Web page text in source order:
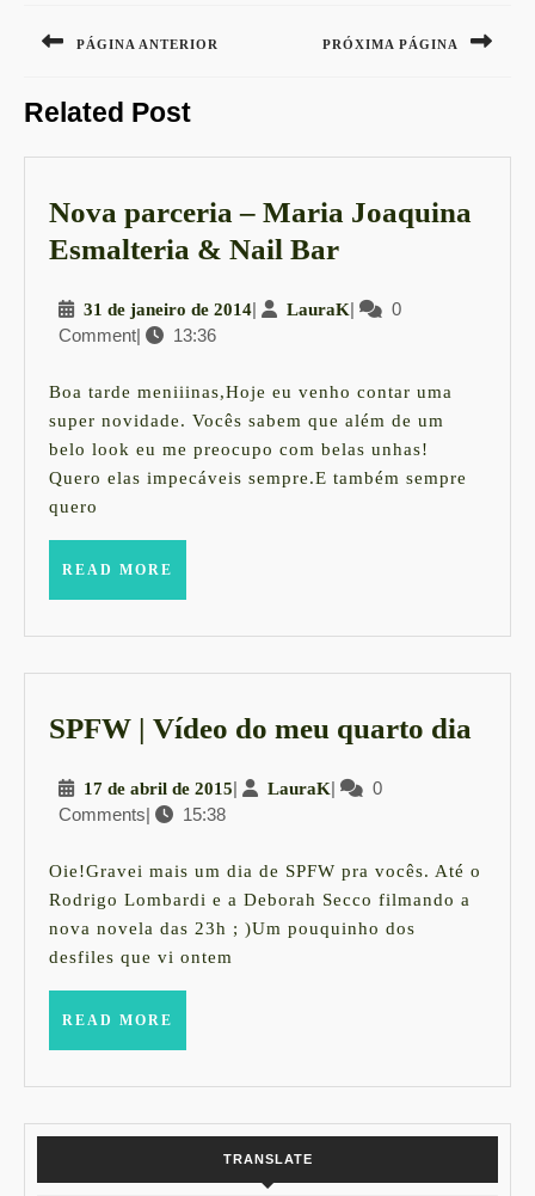
de
PÁGINA ANTERIOR
post:
PRÓXIMA PÁGINA
Related Post
Nova parceria – Maria Joaquina
Esmalteria & Nail BarNova
–
Joaquina
Esmalteria
&
31 de janeiro de 201431
de
2014
| LauraKLauraK
|
0
Comment| 13:36
Boa tarde meniiinas,Hoje eu venho contar uma
super novidade. Vocês sabem que além de um
belo look eu me preocupo com belas unhas!
Quero elas impecáveis sempre.E também sempre
quero
READ MORE
SPFW | Vídeo do meu quarto dia
meu
17 de abril de 201517
de
2015
| LauraKLauraK
|
0
Comments| 15:38
Oie!Gravei mais um dia de SPFW pra vocês. Até o
Rodrigo Lombardi e a Deborah Secco filmando a
nova novela das 23h ; )Um pouquinho dos
desfiles que vi ontem
READ MORE
TRANSLATE